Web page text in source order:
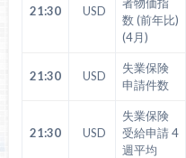
21:30 USD
数 (前年比)
(4月)
21:30 USD
失業保険
申請件数
21:30 USD
失業保険
受給申請 4
週平均